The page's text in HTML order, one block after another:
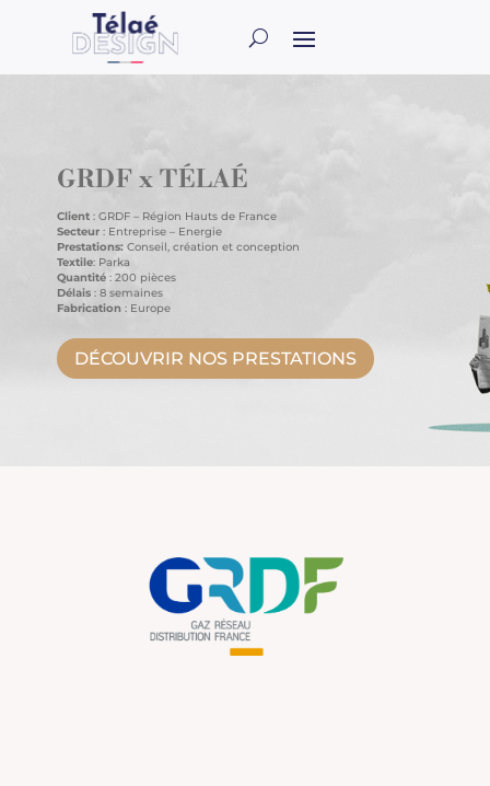
GRDF x TÉLAÉ
Client: GRDF – Région Hauts de France
Secteur: Entreprise – Energie
Prestations: Conseil, création et conception
Textile: Parka
Quantité: 200 pièces
Délais: 8 semaines
Fabrication: Europe
DÉCOUVRIR NOS PRESTATIONS